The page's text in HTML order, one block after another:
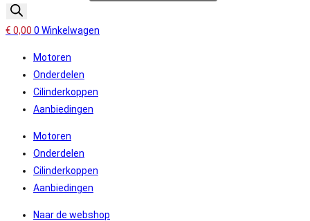
€ 0,00 0 Winkelwagen
Motoren
Onderdelen
Cilinderkoppen
Aanbiedingen
Motoren
Onderdelen
Cilinderkoppen
Aanbiedingen
Naar de webshop